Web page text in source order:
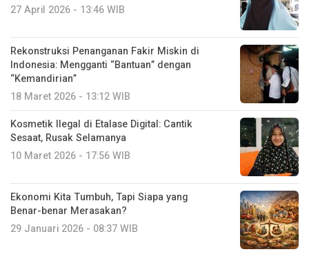
27 April 2026 - 13:46 WIB
Rekonstruksi Penanganan Fakir Miskin di
Indonesia: Mengganti “Bantuan” dengan
“Kemandirian”
18 Maret 2026 - 13:12 WIB
Kosmetik Ilegal di Etalase Digital: Cantik
Sesaat, Rusak Selamanya
10 Maret 2026 - 17:56 WIB
Ekonomi Kita Tumbuh, Tapi Siapa yang
Benar-benar Merasakan?
29 Januari 2026 - 08:37 WIB